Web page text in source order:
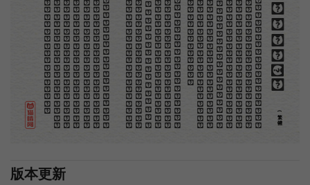
木刻創作法·序
地
不
問
東
西
，
凡
木
刻
的
圖
版
，
向
來
是
畫
管
畫，
刻
管
刻
，
印
管
印
的
。
中
國
用
得
最
早
，
而
照
例也
久
經
衰
退
；
清
光
緒
中
，
英
人
傅
蘭
雅
氏
編
印
《格
致
彙
編
》
，
插
圖
就
已
非
中
國
刻
工
所
能
刻
，
精細
的
必
需
由
英
國
運
了
圖
版
來
。
那
就
是
所
謂
「木
口
木
刻
」
，
也
即
「
複
製
木
刻
」
，
和
用
在
編
給印
度
人
讀
的
英
文
書
，
後
來
也
就
移
給
中
國
人
讀
的英
文
書
上
的
插
畫
，
是
同
類
的
。
那
時
我
還
是
一
個
兒
童
，
見
了
這
些
圖
，
便
震
驚於
它
的
精
工
活
潑
，
當
作
寶
貝
看
。
到
近
幾
年
，
才知
道
西
洋
還
有
一
種
由
畫
家
一
手
造
成
的
版
畫
，
也就
是
原
畫
，
倘
用
木
版
，
便
叫
作
「
創
作
木
刻」
，
是
藝
術
家
直
接
的
創
作
品
，
毫
不
假
手
於
刻
者和
印
者
的
。
現
在
我
們
所
要
紹
介
的
，
便
是
這
一
種
但
是
至
今
沒
有
一
本
講
說
木
刻
的
書
，
這
才
是
第一
本
。
雖
然
稍
簡
略
，
卻
已
經
給
了
讀
者
一
個
大
意。
由
此
發
展
下
去
，
路
是
廣
大
得
很
。
題
材
會
豐
富起
來
的
，
技
藝
也
會
精
煉
起
來
的
，
採
取
新
法
，
加以
中
國
舊
日
之
所
長
，
還
有
開
出
一
條
新
的
路
徑
來的
希
望
。
那
時
作
者
各
將
自
己
的
本
領
和
心
得
，
貢獻
出
來
，
中
國
的
木
刻
界
就
會
發
生
光
焰
。
(繁體)
版本更新